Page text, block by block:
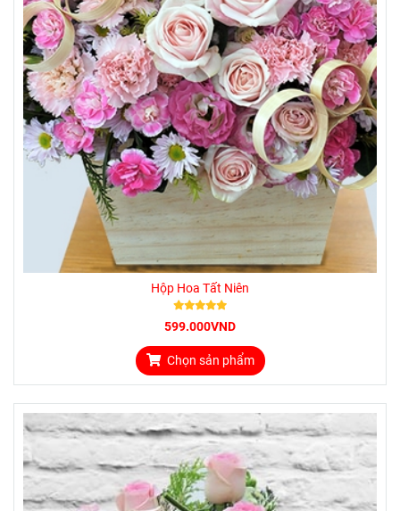
Hộp Hoa Tất Niên
599.000VND
Chọn sản phẩm